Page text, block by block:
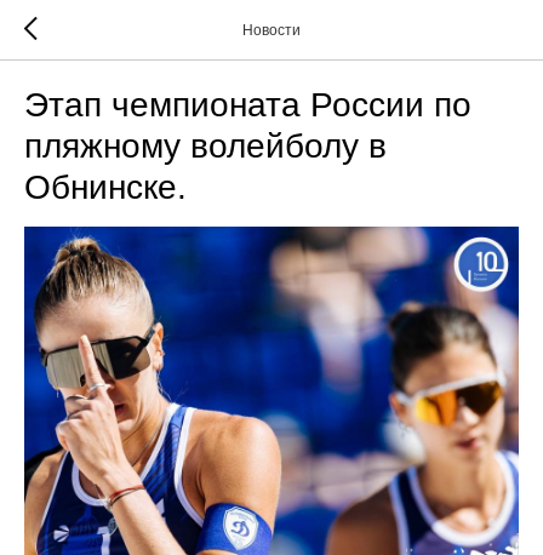
Новости
Этап чемпионата России по
пляжному волейболу в
Обнинске.